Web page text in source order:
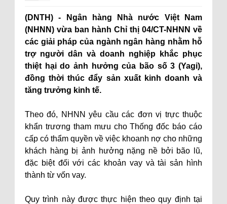
(DNTH) - Ngân hàng Nhà nước Việt Nam
(NHNN) vừa ban hành Chỉ thị 04/CT-NHNN về
các giải pháp của ngành ngân hàng nhằm hỗ
trợ người dân và doanh nghiệp khắc phục
thiệt hại do ảnh hưởng của bão số 3 (Yagi),
đồng thời thúc đẩy sản xuất kinh doanh và
tăng trưởng kinh tế.
Theo đó, NHNN yêu cầu các đơn vị trực thuộc
khẩn trương tham mưu cho Thống đốc báo cáo
cấp có thẩm quyền về việc khoanh nợ cho những
khách hàng bị ảnh hưởng nặng nề bởi bão lũ,
đặc biệt đối với các khoản vay và tài sản hình
thành từ vốn vay.
Quy trình này được thực hiện theo quy định tại